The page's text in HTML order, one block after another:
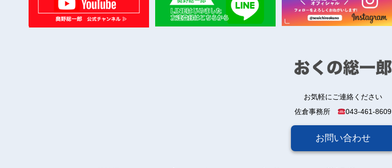
お気軽にご連絡ください
佐倉事務所
043-461-8609
お問い合わせ